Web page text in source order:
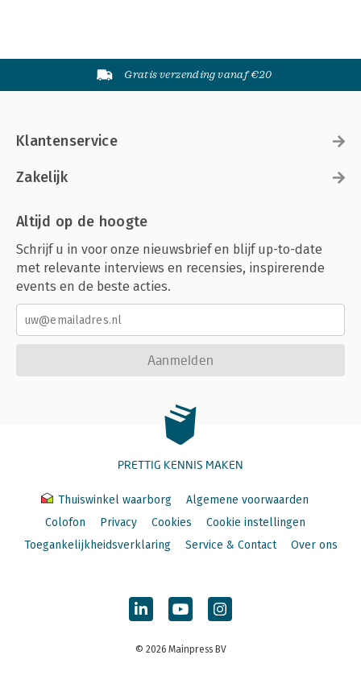
Gratis verzending vanaf €20
Klantenservice
Zakelijk
Altijd op de hoogte
Schrijf u in voor onze nieuwsbrief en blijf up-to-date
met relevante interviews en recensies, inspirerende
events en de beste acties.
Aanmelden
PRETTIG KENNIS MAKEN
Thuiswinkel waarborg
Algemene voorwaarden
Colofon
Privacy Cookies
Cookie instellingen
Toegankelijkheidsverklaring
Service & Contact Over ons
© 2026 Mainpress BV